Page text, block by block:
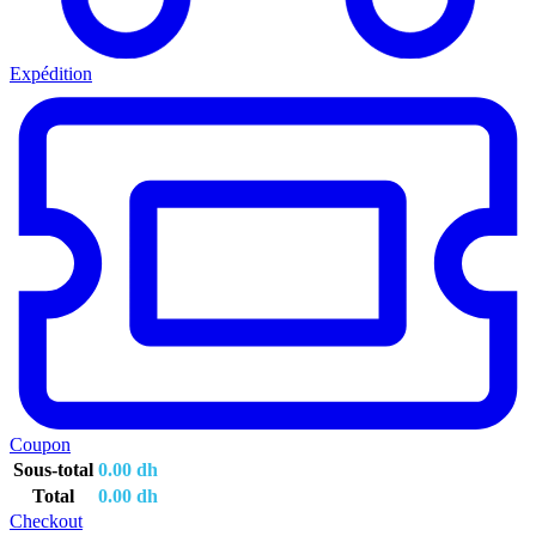
Expédition
Coupon
Sous-total 0.00 dh
Total
0.00 dh
Checkout